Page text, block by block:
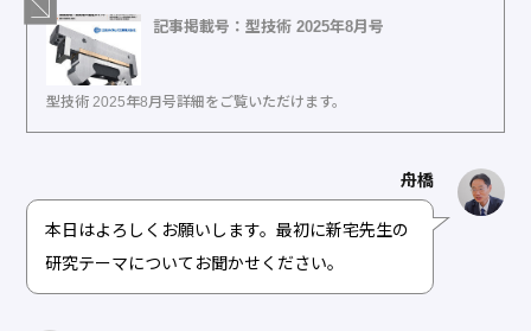
記事掲載号：型技術 2025年8月号
型技術 2025年8月号詳細をご覧いただけます。
舟橋
本日はよろしくお願いします。最初に新宅先生の
研究テーマについてお聞かせください。